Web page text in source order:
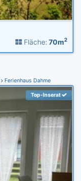
Fläche: 70m2
Ferienhaus Dahme
Top-Inserat